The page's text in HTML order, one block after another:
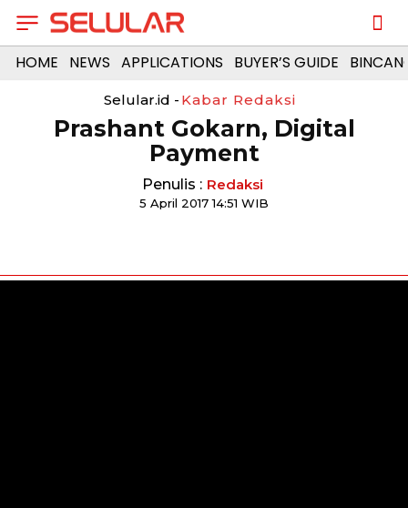
HOME NEWS APPLICATIONS BUYER’S GUIDE
Selular.id - Kabar Redaksi
Prashant Gokarn, Digital
Payment
Penulis : Redaksi
5 April 2017 14:51 WIB